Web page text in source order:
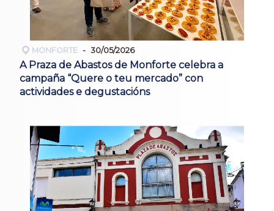
MONFORTE 30/05/2026
A Praza de Abastos de Monforte celebra a
campaña “Quere o teu mercado” con
actividades e degustacións